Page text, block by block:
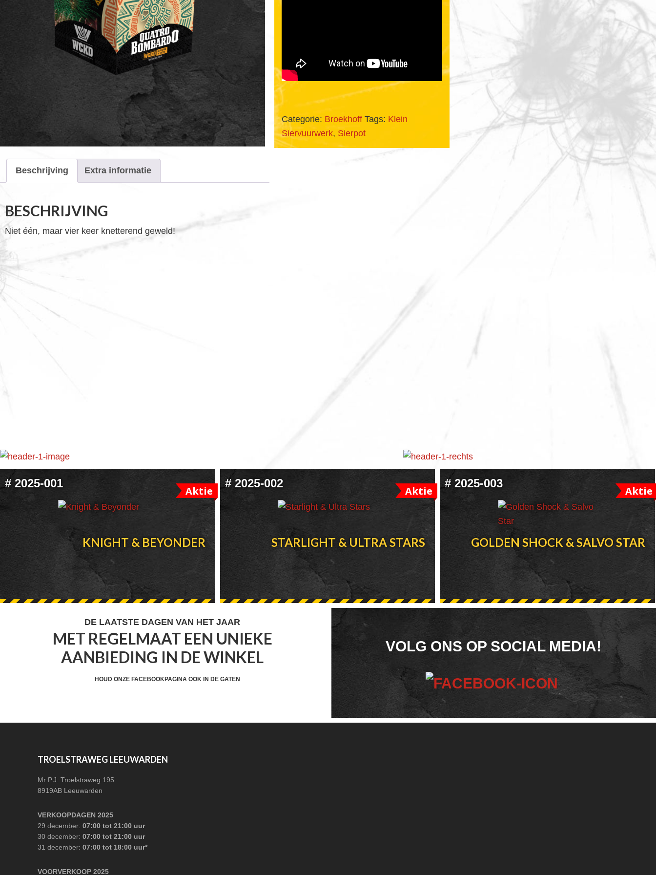
Categorie: Broekhoff Tags: Klein
Siervuurwerk, Sierpot
Beschrijving Extra informatie
BESCHRIJVING
Niet één, maar vier keer knetterend geweld!
FOOTER
WIDGET
HEADER
FOOTER
WIDGET
HEADER
# 2025-001
Aktie
KNIGHT & BEYONDER
# 2025-002
Aktie
STARLIGHT & ULTRA STARS
#2025-003
Aktie
GOLDEN SHOCK & SALVO STAR
WIDGET
HEADER
DE LAATSTE DAGEN VAN HET JAAR
MET REGELMAAT EEN UNIEKE
AANBIEDING IN DE WINKEL
HOUD ONZE FACEBOOKPAGINA OOK IN DE GATEN
FOOTER
WIDGET
HEADER
SOCIAL
VOLG ONS OP SOCIAL MEDIA!
TROELSTRAWEG LEEUWARDEN
Mr P.J. Troelstraweg 195
8919AB Leeuwarden
VERKOOPDAGEN 2025
29 december:07:00 tot 21:00 uur
30 december:07:00 tot 21:00 uur
31 december:07:00 tot 18:00 uur*
VOORVERKOOP 2025